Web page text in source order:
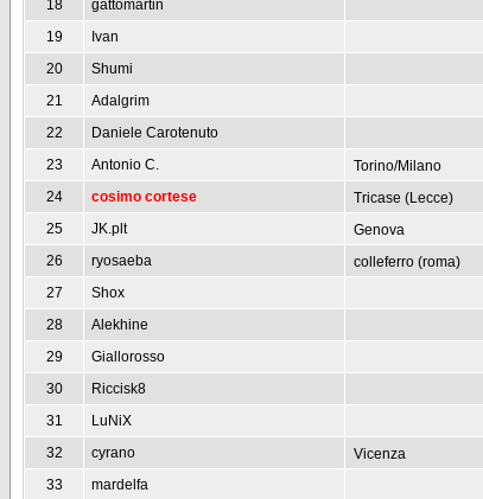
18
gattomartin
19
Ivan
20
Shumi
21
Adalgrim
22
Daniele Carotenuto
23
Antonio C. Torino/Milano
24
cosimo cortese Tricase (Lecce)
25
JK.plt Genova
26
ryosaeba colleferro (roma)
27
Shox
28
Alekhine
29
Giallorosso
30
Riccisk8
31
LuNiX
32
cyrano Vicenza
33
mardelfa